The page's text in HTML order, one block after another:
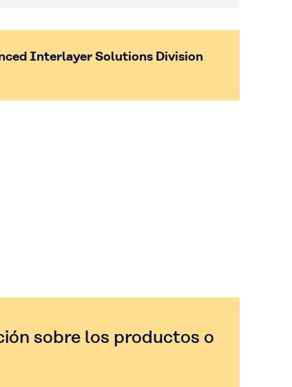
Interlayer Solutions Division
sobre los productos o